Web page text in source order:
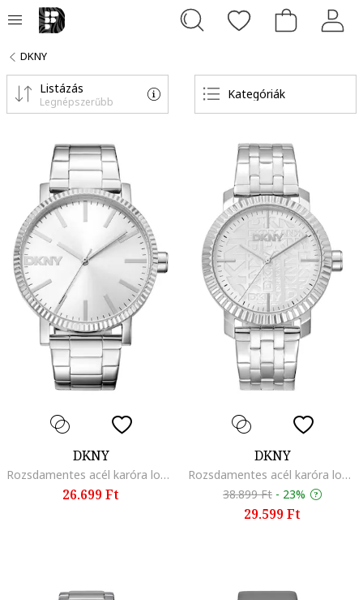
DKNY
Kategóriák
Listázás
Legnépszerűbb
DKNY
Rozsdamentes acél karóra logós számlappal, Ezüstszín
26.699 Ft
DKNY
Rozsdamentes acél karóra logóval, Ezüstszín
38.899 Ft - 23%
29.599 Ft